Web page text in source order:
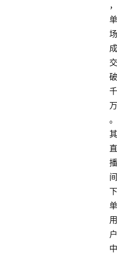
，
单
场
成
交
破
千
万
。
其
直
播
间
下
单
用
户
中